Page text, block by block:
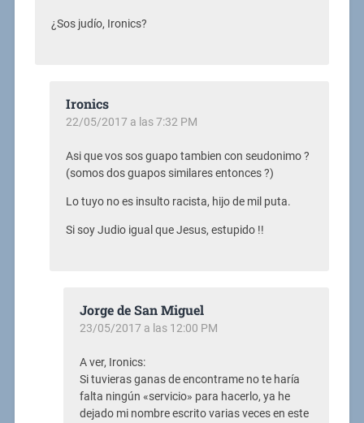
¿Sos judío, Ironics?
Ironics
22/05/2017 a las 7:32 PM
Asi que vos sos guapo tambien con seudonimo ?
(somos dos guapos similares entonces ?)
Lo tuyo no es insulto racista, hijo de mil puta.
Si soy Judio igual que Jesus, estupido !!
Jorge de San Miguel
23/05/2017 a las 12:00 PM
A ver, Ironics:
Si tuvieras ganas de encontrame no te haría
falta ningún «servicio» para hacerlo, ya he
dejado mi nombre escrito varias veces en este